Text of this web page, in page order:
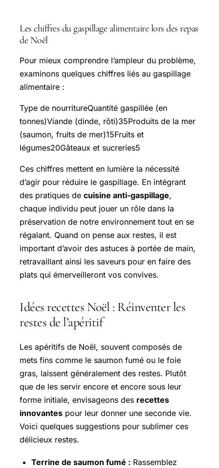
Les chiffres du gaspillage alimentaire lors des repas
de Noël
Pour mieux comprendre l’ampleur du problème,
examinons quelques chiffres liés au gaspillage
alimentaire :
Type de nourritureQuantité gaspillée (en
tonnes)Viande (dinde, rôti)35Produits de la mer
(saumon, fruits de mer)15Fruits et
légumes20Gâteaux et sucreries5
Ces chiffres mettent en lumière la nécessité
d’agir pour réduire le gaspillage. En intégrant
des pratiques de cuisine anti-gaspillage,
chaque individu peut jouer un rôle dans la
préservation de notre environnement tout en se
régalant. Quand on pense aux restes, il est
important d’avoir des astuces à portée de main,
retravaillant ainsi les saveurs pour en faire des
plats qui émerveilleront vos convives.
Idées recettes Noël : Réinventer les
restes de l’apéritif
Les apéritifs de Noël, souvent composés de
mets fins comme le saumon fumé ou le foie
gras, laissent généralement des restes. Plutôt
que de les servir encore et encore sous leur
forme initiale, envisageons des recettes
innovantes pour leur donner une seconde vie.
Voici quelques suggestions pour sublimer ces
délicieux restes.
Terrine de saumon fumé : Rassemblez